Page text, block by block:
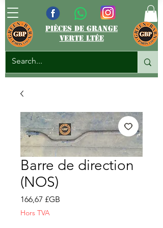
pièces de grange
verte ltée
Barre de direction
(NOS)
166,67 £GB
Hors TVA